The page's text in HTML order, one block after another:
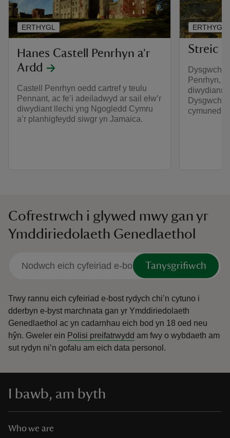
Hanes Castell Penrhyn a'r
Ardd
Castell Penrhyn oedd cartref y teulu
Pennant, ac fe’i adeiladwyd ar sail elw’r
diwydiant llechi yng Ngogledd Cymru
a’r planhigfeydd siwgr yn Jamaica.
ERTHYGL
Streic
Dysgwch
Penrhyn,
Dysgwch
cymuned.
ERTHYGL
Cofrestrwch i glywed mwy gan yr
Ymddiriedolaeth Genedlaethol
Tanysgrifiwch
Trwy rannu eich cyfeiriad e-bost rydych chi’n cytuno i
dderbyn e-byst marchnata gan yr Ymddiriedolaeth
Genedlaethol ac yn cadarnhau eich bod yn 18 oed neu
hŷn. Gweler ein Polisi preifatrwydd am fwy o wybdaeth am
sut rydyn ni’n gofalu am eich data personol.
I bawb, am byth
Who we are